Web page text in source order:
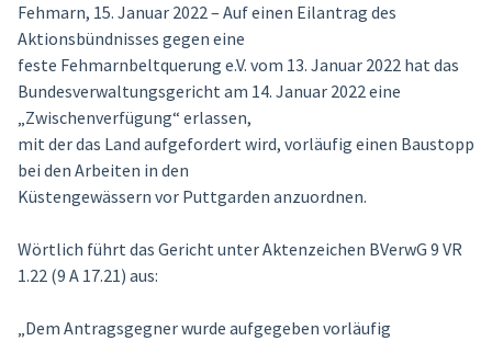
Fehmarn, 15. Januar 2022 – Auf einen Eilantrag des
Aktionsbündnisses gegen eine
feste Fehmarnbeltquerung e.V. vom 13. Januar 2022 hat das
Bundesverwaltungsgericht am 14. Januar 2022 eine
„Zwischenverfügung“ erlassen,
mit der das Land aufgefordert wird, vorläufig einen Baustopp
bei den Arbeiten in den
Küstengewässern vor Puttgarden anzuordnen.
Wörtlich führt das Gericht unter Aktenzeichen BVerwG 9 VR
1.22 (9 A 17.21) aus:
„Dem Antragsgegner wurde aufgegeben vorläufig